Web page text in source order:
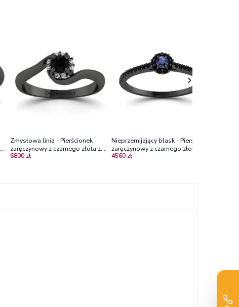
Zmysłowa linia - Pierścionek
zaręczynowy z czarnego złota z
czarnym diamentem i brylantami
6800 zł
Nieprzemijający blask - Pierścionek
zaręczynowy z czarnego złota z
szafirem i czarnymi diamentami
4560 zł